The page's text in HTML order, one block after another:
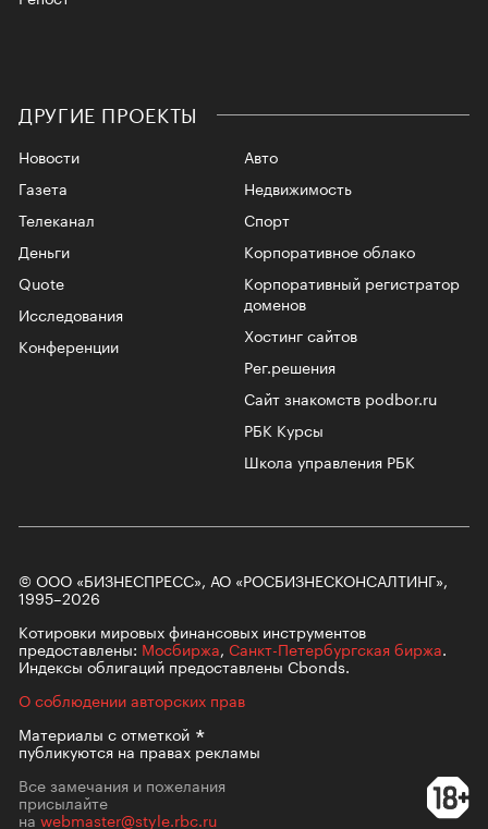
ДРУГИЕ ПРОЕКТЫ
Новости
Газета
Телеканал
Авто
Недвижимость
Спорт
Корпоративное облако
Корпоративный регистратор
доменов
Хостинг сайтов
Рег.решения
Сайт знакомств podbor.ru
РБК Курсы
Школа управления РБК
Деньги
Quote
Исследования
Конференции
© ООО «БИЗНЕСПРЕСС», АО «РОСБИЗНЕСКОНСАЛТИНГ»,
1995–2026
Котировки мировых финансовых инструментов
предоставлены: Мосбиржа, Санкт-Петербургская биржа.
Индексы облигаций предоставлены Cbonds.
О соблюдении авторских прав
Материалы сотметкой
публикуются на правах рекламы
Все замечания и пожелания
присылайте
на webmaster@style.rbc.ru